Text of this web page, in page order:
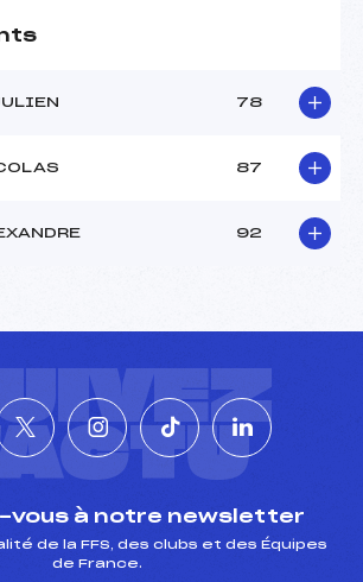
78
87
92
vous à notre newsletter
de la FFS, des clubs et des Équipes
de France.